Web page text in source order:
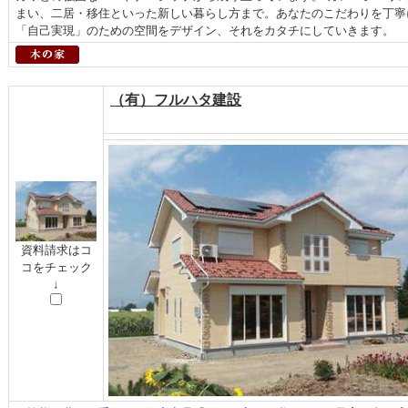
まい、二居・移住といった新しい暮らし方まで。あなたのこだわりを丁
「自己実現」のための空間をデザイン、それをカタチにしていきます。
資料請求はコ
コをチェック
↓
（有）フルハタ建設